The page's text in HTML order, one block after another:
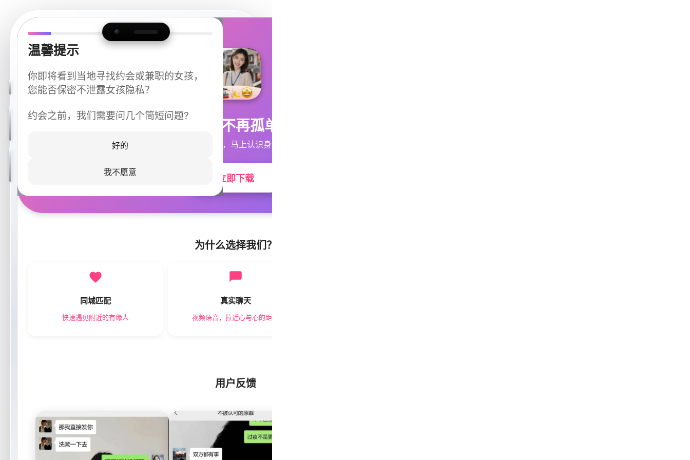
温馨提示
你即将看到当地寻找约会或兼职的女孩，
您能否保密不泄露女孩隐私？
约会之前，我们需要问几个简短问题?
好的
我不愿意
今晚不再孤单
同城快速匹配，马上认识身边的TA
立即下载
为什么选择我们？
同城匹配
快速遇见附近的有缘人
真实聊天
视频语音，拉近心与心的距离
用户反馈